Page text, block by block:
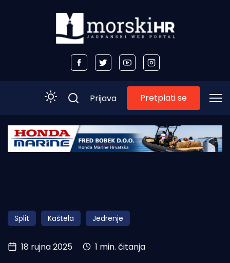
Početna
Obala
Otoci
Turizam i nautika
Prijava Pretplati se
Split Kaštela Jedrenje
18 rujna 2025 1 min. čitanja